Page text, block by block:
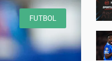
FUTBOL